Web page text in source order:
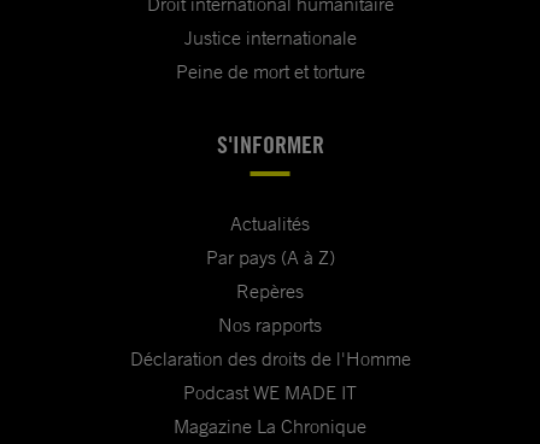
Justice internationale
Peine de mort et torture
S'INFORMER
Actualités
Par pays (A à Z)
Repères
Nos rapports
Déclaration des droits de l'Homme
Podcast WE MADE IT
Magazine La Chronique